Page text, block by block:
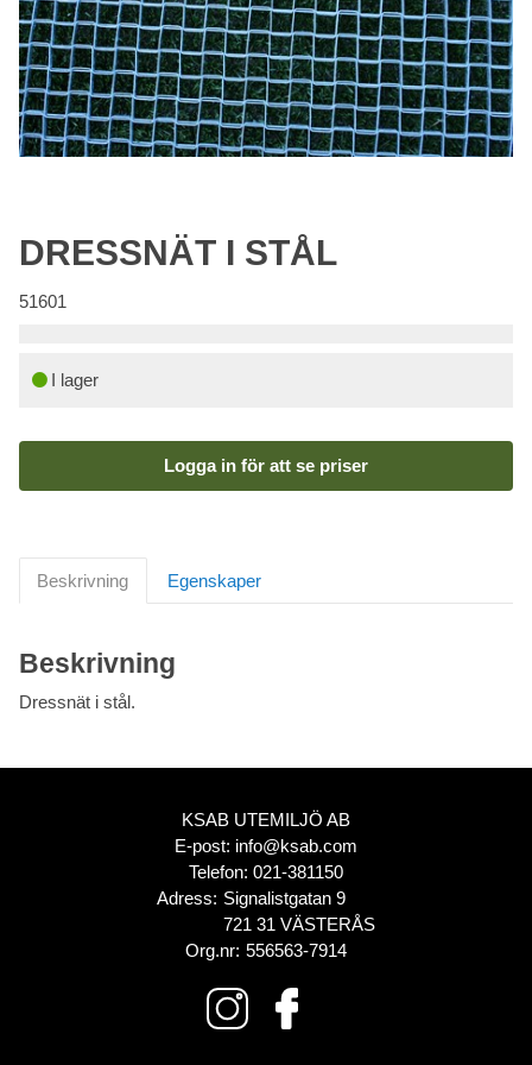
DRESSNÄT I STÅL
51601
I lager
Logga in för att se priser
Beskrivning Egenskaper
Beskrivning
Dressnät i stål.
KSAB UTEMILJÖ AB
E-post: info@ksab.com
Telefon: 021-381150
Adress: Signalistgatan 9
721 31 VÄSTERÅS
Org.nr: 556563-7914